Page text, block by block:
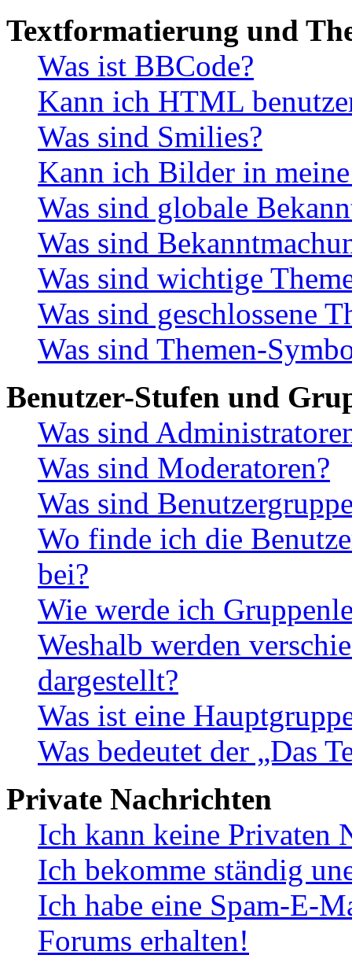
Textformatierung und
Was ist BBCode?
Kann ich HTML
Was sind Smilies?
Kann ich Bilder in
Was sind globale
Was sind
Was sind wichtige
Was sind geschlossene
Was sind Themen-
Benutzer-Stufen und
Was sind
Was sind Moderatoren?
Was sind
Wo finde ich die
bei?
Wie werde ich
Weshalb werden
dargestellt?
Was ist eine
Was bedeutet der „Das
Private Nachrichten
Ich kann keine Privaten
Ich bekomme ständig
Ich habe eine Spam-E-
Forums erhalten!